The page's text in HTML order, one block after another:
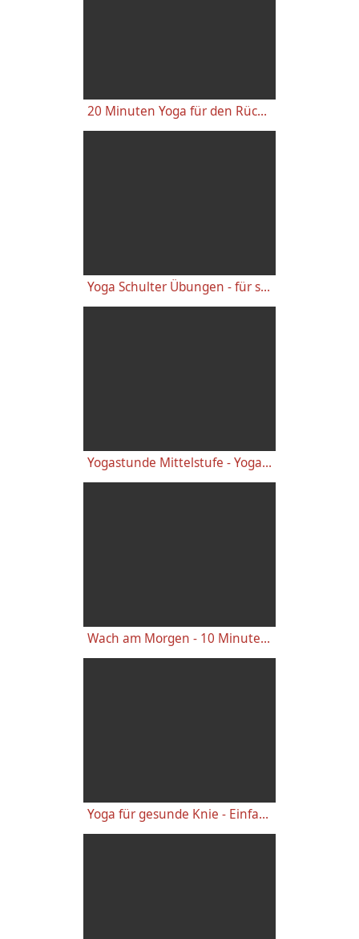
20 Minuten Yoga für den Rücken - Anfänger-Level
Yoga Schulter Übungen - für starke gesunde Schultern, gegen Schulterschmerzen
Yogastunde Mittelstufe - Yoga Vidya Grundreihe
Wach am Morgen - 10 Minuten Yogastunde für Energie
Yoga für gesunde Knie - Einfache wirkungsvolle Gelenkübungen